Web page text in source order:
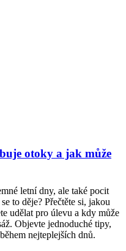
otoky a jak může
letní dny, ale také pocit
to děje? Přečtěte si, jakou
udělat pro úlevu a kdy může
Objevte jednoduché tipy,
nejteplejších dnů.